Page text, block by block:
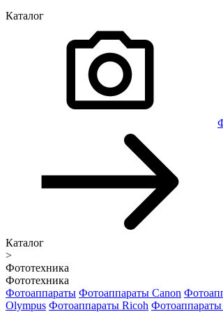
Каталог
Каталог
>
Фототехника
Фототехника
Фотоаппараты Фотоаппараты Canon
Olympus Фотоаппараты Ricoh